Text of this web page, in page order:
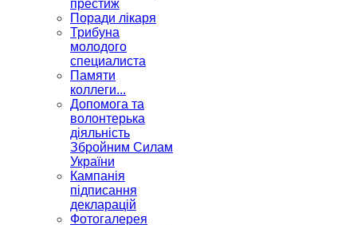
престиж
Поради лікаря
Трибуна
молодого
специалиста
Памяти
коллеги...
Допомога та
волонтерька
діяльність
Збройним Силам
України
Кампанія
підписання
декларацій
Фотогалерея